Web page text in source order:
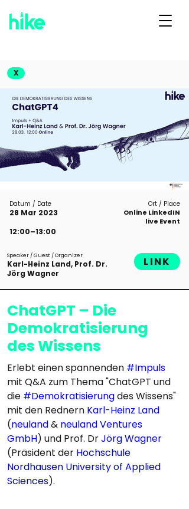
X
Datum / Date
28 Mar 2023
Ort / Place
Online LinkedIN
live Event
12:00–13:00
Speaker / Guest / Organizer
Karl-Heinz Land, Prof. Dr.
Jörg Wagner
LINK
ChatGPT – Die
Demokratisierung
des Wissens
Erlebt einen spannenden #Impuls
mit Q&A zum Thema "ChatGPT und
die #Demokratisierung des Wissens"
mit den Rednern Karl-Heinz Land
(neuland & neuland Ventures
GmbH) und Prof. Dr Jörg Wagner
(Präsident der Hochschule
Nordhausen University of Applied
Sciences).